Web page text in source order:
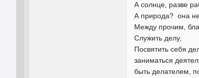
А солнце, разве
А природа? она не
Между прочим,
Служить делу,
Посвятить себя
заниматься
быть делателем,